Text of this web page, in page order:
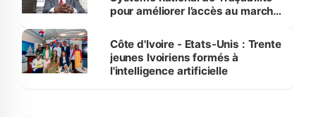
pour améliorer l’accès au marché
Côte d'Ivoire - Etats-Unis : Trente
jeunes Ivoiriens formés à
l'intelligence artificielle